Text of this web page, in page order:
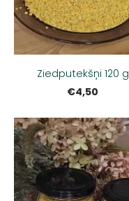
Ziedputekšņi 120 g
€4,50